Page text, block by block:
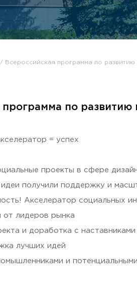
образование
центр
для приема (перевода)
хозяйство
сопровождение иностранных
авторских прав и лицензирования
научно-практическая
Всероссийская программа по
программа по
= успех
проекты в сфере
получили поддержку и
Акселератор социальных
от лидеров рынка
и доработка с наставниками
лучших идей
и